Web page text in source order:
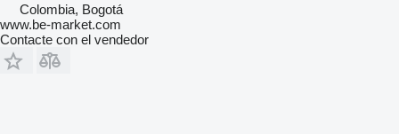
Colombia, Bogotá
www.be-market.com
Contacte con el vendedor